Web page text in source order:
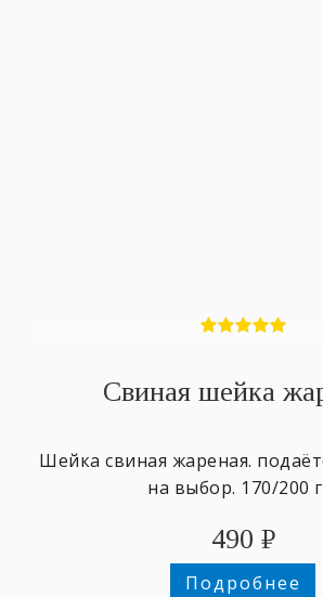
Свиная шейка
Шейка свиная жареная.
на выбор. 170/200
490 ₽
Подробнее